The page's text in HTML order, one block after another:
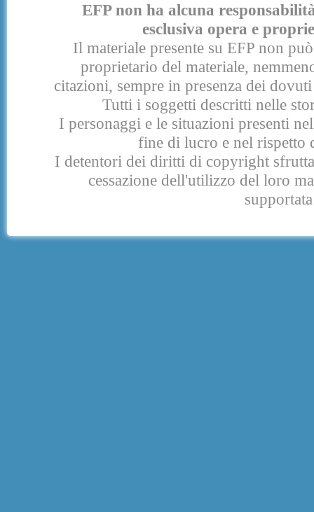
EFP non ha alcuna
esclusiva opera e
Il materiale presente su EFP non
proprietario del materiale,
citazioni, sempre in presenza dei
Tutti i soggetti descritti nelle
I personaggi e le situazioni presenti
fine di lucro e nel rispetto
I detentori dei diritti di copyright
cessazione dell'utilizzo del loro